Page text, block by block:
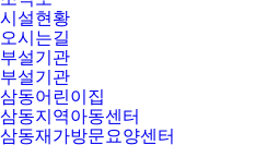
시설현황
오시는길
부설기관
부설기관
삼동어린이집
삼동지역아동센터
삼동재가방문요양센터